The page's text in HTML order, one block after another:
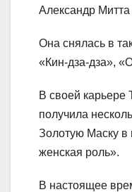
Александр Митта
Она снялась в
«Кин-дза-дза»,
В своей карьере
получила
Золотую Маску
женская роль».
В настоящее